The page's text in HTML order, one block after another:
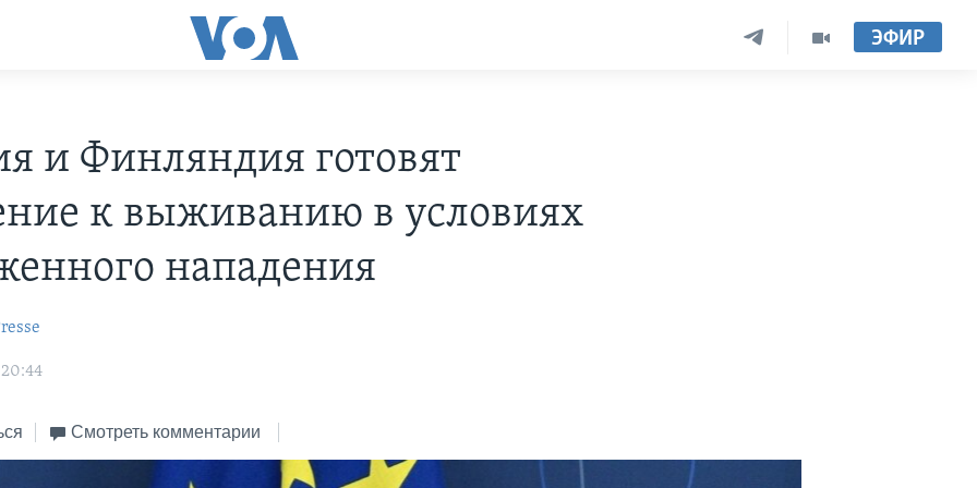
ЭФИР
и Финляндия готовят
к выживанию в условиях
нападения
Смотреть комментарии